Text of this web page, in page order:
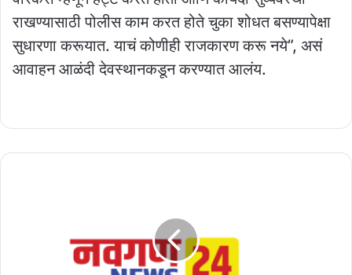
राखण्यासाठी पोलीस काम करत होते चुका शोधत बसण्यापेक्षा
सुधारणा करूयात. याचं कोणीही राजकारण करू नये”, असं
आवाहन आळंदी देवस्थानकडून करण्यात आलंय.